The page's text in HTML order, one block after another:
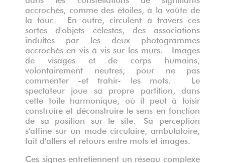
accrochés, comme des étoiles, à la voûte de
la tour. En outre, circulent à travers ces
sortes d'objets célestes, des associations
induites par les deux photogrammes
accrochés en vis à vis sur les murs. Images
de visages et de corps humains,
volontairement neutres, pour ne pas
commenter -et trahir- les mots. Le
spectateur joue sa propre partition, dans
cette toile harmonique, où il peut à loisir
construire et déconstruire le sens en fonction
de sa position sur le site. Sa perception
s'affine sur un mode circulaire, ambulatoire,
fait d'allers et retours entre mots et images.
Ces signes entretiennent un réseau complexe